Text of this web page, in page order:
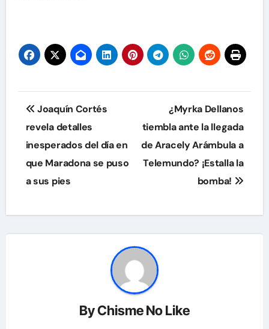
Navegación
de
entradas
Joaquín Cortés
revela detalles
inesperados del día en
que Maradona se puso
a sus pies
¿Myrka Dellanos
tiembla ante la llegada
de Aracely Arámbula a
Telemundo? ¡Estalla la
bomba!
ByChisme No Like